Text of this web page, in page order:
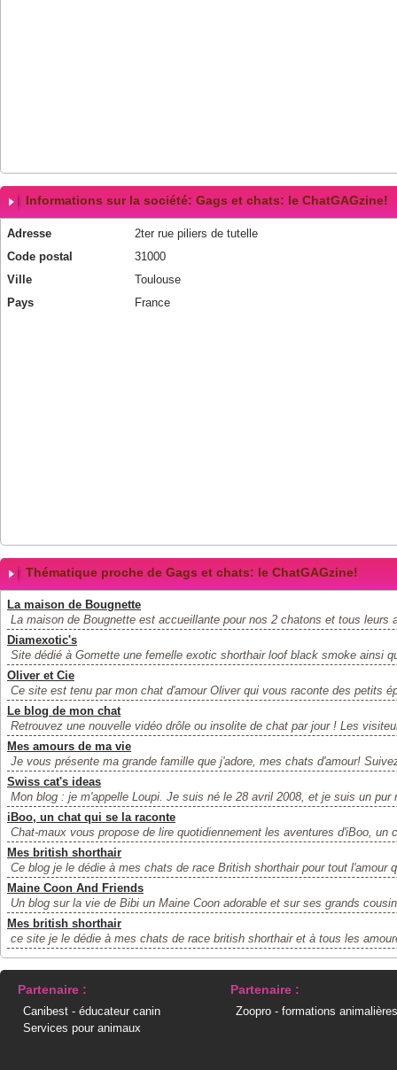
Informations sur la société: Gags et chats: le ChatGAGzine!
Adresse
2ter rue piliers de tutelle
Code postal
31000
Ville
Toulouse
Pays
France
Thématique proche de Gags et chats: le ChatGAGzine!
La maison de Bougnette
La maison de Bougnette est accueillante pour nos 2 chatons et tous leurs
Diamexotic's
Site dédié à Gomette une femelle exotic shorthair loof black smoke ainsi
Oliver et Cie
Ce site est tenu par mon chat d'amour Oliver qui vous raconte des petits
Le blog de mon chat
Retrouvez une nouvelle vidéo drôle ou insolite de chat par jour ! Les
Mes amours de ma vie
Je vous présente ma grande famille que j'adore, mes chats d'amour!
Swiss cat's ideas
Mon blog : je m'appelle Loupi. Je suis né le 28 avril 2008, et je suis un pur
iBoo, un chat qui se la raconte
Chat-maux vous propose de lire quotidiennement les aventures d'iBoo, un
Mes british shorthair
Ce blog je le dédie à mes chats de race British shorthair pour tout l'amour
Maine Coon And Friends
Un blog sur la vie de Bibi un Maine Coon adorable et sur ses grands
Mes british shorthair
ce site je le dédie à mes chats de race british shorthair et à tous les
Partenaire :
Canibest - éducateur canin
Services pour animaux
Partenaire :
Zoopro - formations animalières